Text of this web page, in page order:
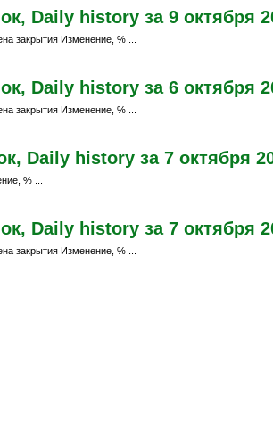
Daily history за 9 октября
закрытия Изменение, % ...
Daily history за 6 октября
закрытия Изменение, % ...
Daily history за 7 октября
% ...
Daily history за 7 октября
закрытия Изменение, % ...